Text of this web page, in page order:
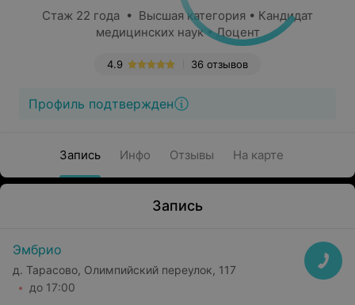
Стаж 22 года • Высшая категория • Кандидат
медицинских наук • Доцент
36 отзывов
4.9
Профиль подтвержден
Запись Инфо Отзывы На карте
Запись
Эмбрио
д. Тарасово, Олимпийский переулок, 117
до 17:00